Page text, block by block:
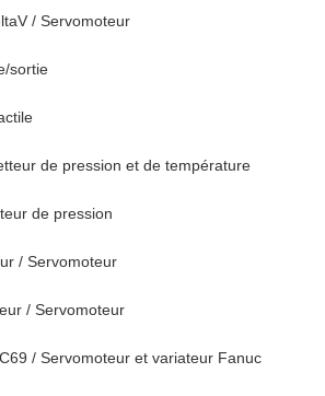
/ Servomoteur
sortie
de pression et de température
de pression
/ Servomoteur
/ Servomoteur
/ Servomoteur et variateur Fanuc